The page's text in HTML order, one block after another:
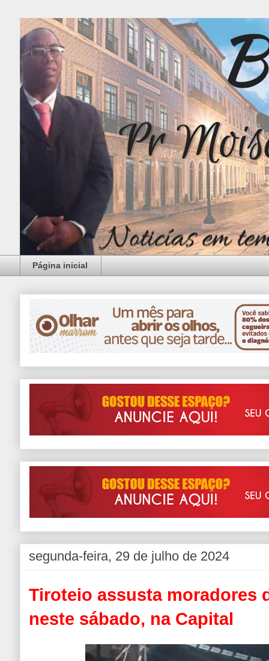
Página inicial
segunda-feira, 29 de julho de 2024
Tiroteio assusta moradores
neste sábado, na Capital